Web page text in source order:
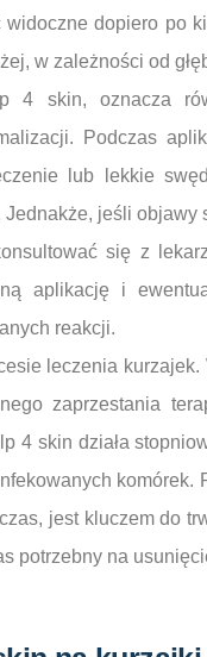
widoczne dopiero po
w zależności od
4 skin, oznacza
Podczas
lub lekkie
jeśli
się z
aplikację i
reakcji.
leczenia
zaprzestania
4 skin działa
jest kluczem do
potrzebny na